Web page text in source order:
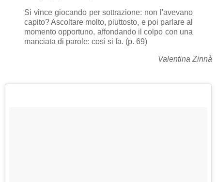
Si vince giocando per sottrazione: non l'avevano
capito? Ascoltare molto, piuttosto, e poi parlare al
momento opportuno, affondando il colpo con una
manciata di parole: così si fa. (p. 69)
Valentina Zinnà